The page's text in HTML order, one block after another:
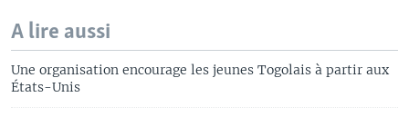
A lire aussi
Une organisation encourage les jeunes Togolais à partir aux
États-Unis